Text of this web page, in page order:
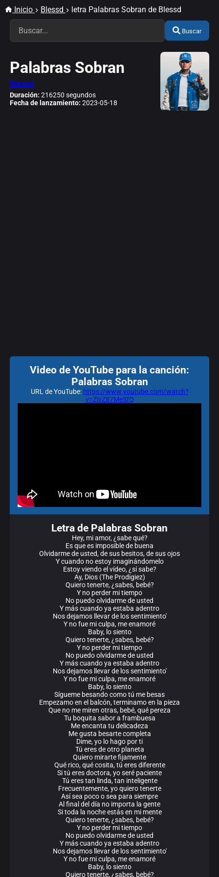
Inicio Blessd letra Palabras Sobran de Blessd
Buscar
Palabras Sobran
Blessd
Duración: 216250 segundos
Fecha de lanzamiento: 2023-05-18
Video de YouTube para la canción:
Palabras Sobran
URL de YouTube: https://www.youtube.com/watch?
v=ZjvZ87MeSfQ
Letra de Palabras Sobran
Hey, mi amor, ¿sabe qué?
Es que es imposible de buena
Olvidarme de usted, de sus besitos, de sus ojos
Y cuando no estoy imaginándomelo
Estoy viendo el vídeo, ¿sí sabe?
Ay, Dios (The Prodigiez)
Quiero tenerte, ¿sabes, bebé?
Y no perder mi tiempo
No puedo olvidarme de usted
Y más cuando ya estaba adentro
Nos dejamos llevar de los sentimiento'
Y no fue mi culpa, me enamoré
Baby, lo siento
Quiero tenerte, ¿sabes, bebé?
Y no perder mi tiempo
No puedo olvidarme de usted
Y más cuando ya estaba adentro
Nos dejamos llevar de los sentimiento'
Y no fue mi culpa, me enamoré
Baby, lo siento
Sígueme besando como tú me besas
Empezamo en el balcón, terminamo en la pieza
Que no me miren otras, bebé, qué pereza
Tu boquita sabor a frambuesa
Me encanta tu delicadeza
Me gusta besarte completa
Dime, yo lo hago por ti
Tú eres de otro planeta
Quiero mirarte fijamente
Qué rico, qué cosita, tú eres diferente
Si tú eres doctora, yo seré paciente
Tú eres tan linda, tan inteligente
Frecuentemente, yo quiero tenerte
Así sea poco o sea para siempre
Al final del día no importa la gente
Si toda la noche estás en mi mente
Quiero tenerte, ¿sabes, bebé?
Y no perder mi tiempo
No puedo olvidarme de usted
Y más cuando ya estaba adentro
Nos dejamos llevar de los sentimiento'
Y no fue mi culpa, me enamoré
Baby, lo siento
Quiero tenerte, ¿sabes, bebé?